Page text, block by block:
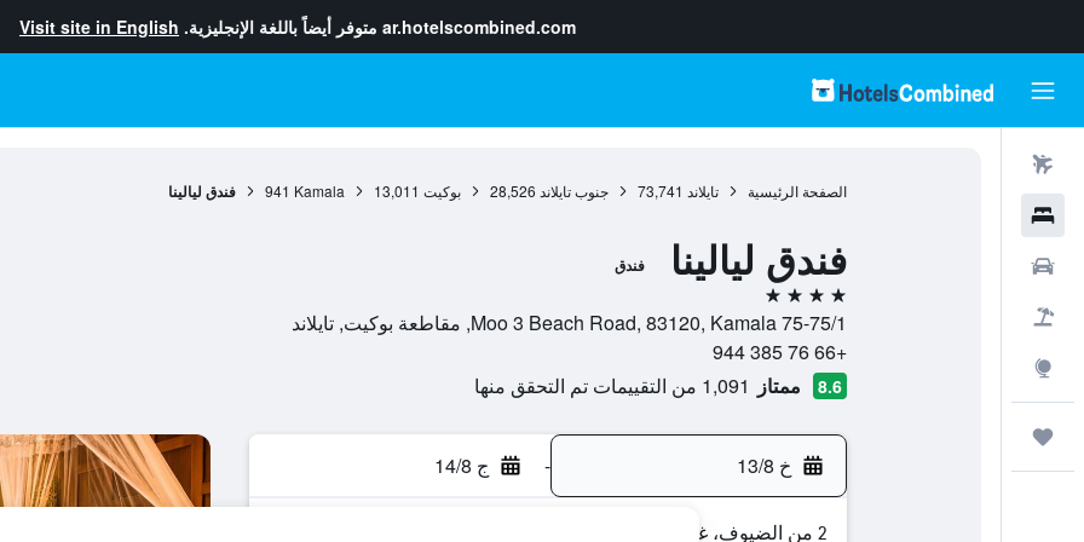
ar.hotelscombined.com متوفر أيضاً باللغة الإنجليزية. Visit site in English
الصفحة الرئيسية تايلاند 73,741 جنوب تايلاند 28,526 بوكيت 13,011
Kamala
941 فندق ليالينا
فندق ليالينا فندق
4 نجوم
75-75/1 Moo 3 Beach Road, 83120, Kamala, مقاطعة بوكيت, تايلاند
+66 76 385 944
8.6 ممتاز 1,091 من التقييمات تم التحقق منها
خ 13/8 - ج 14/8
2 من الضيوف، غرفة واحدة